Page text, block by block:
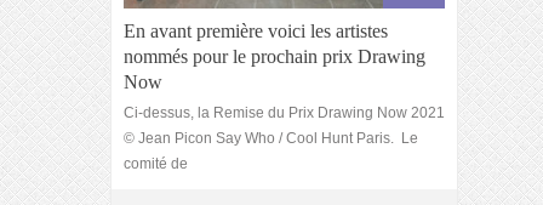
En avant première voici les artistes
nommés pour le prochain prix Drawing
Now
Ci-dessus, la Remise du Prix Drawing Now 2021
© Jean Picon Say Who / Cool Hunt Paris. Le
comité de